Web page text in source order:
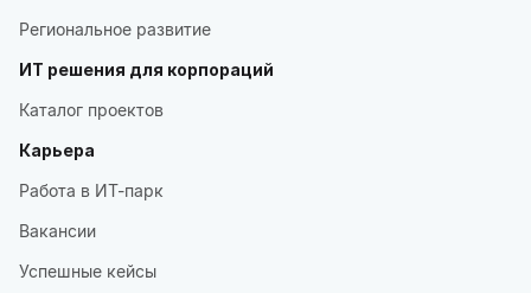
Региональное развитие
ИТ решения для корпораций
Каталог проектов
Карьера
Работа в ИТ-парк
Вакансии
Успешные кейсы